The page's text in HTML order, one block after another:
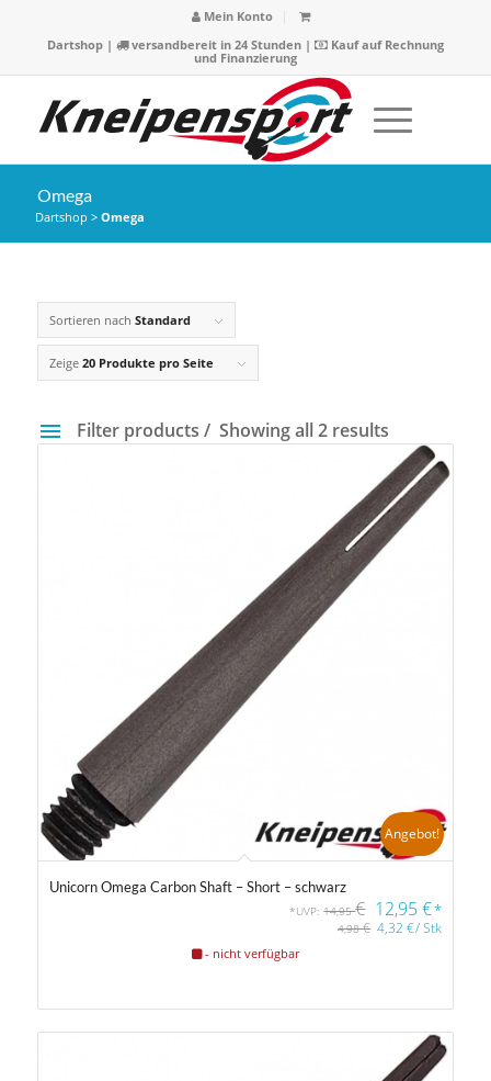
Mein Konto
Dartshop| versandbereit in 24 Stunden |
Kauf auf Rechnung
und Finanzierung
Omega
Dartshop > Omega
Sortieren nach Standard
Zeige 20 Produkte pro Seite
Filter products Showing all 2 results
13 €
12
Unicorn Omega Carbon Shaft – Short – schwarz
*UVP: 14,95€ 12,95€*
Angebot!
4,98€ 4,32€/Stk
- nicht verfügbar